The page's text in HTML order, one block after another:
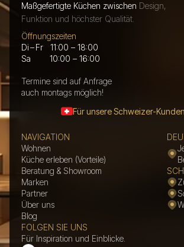
Maßgefertigte Küchen zwischen Design,
Funktion und höchster Qualität.
Öffnungszeiten
Di – Fr 11:00 – 18:00
Sa 10:00 – 16:00
Termine sind auf Anfrage
auch montags möglich!
Für unsere Schweizer-
NAVIGATION
Wohnen
Küche erleben (Vorteile)
Beratung & Showroom
Marken
Partner
Über uns
Blog
FOLGEN SIE UNS
Für Inspiration und Einblicke.